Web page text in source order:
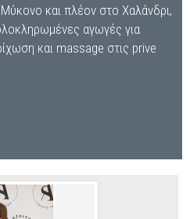
και πλέον στο Χαλάνδρι,
αγωγές για
και massage στις prive